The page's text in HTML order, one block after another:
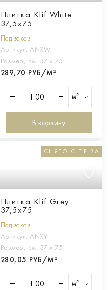
Плитка Klif White
37,5x75
Под заказ
Артикул: ANXW
Размер, см: 37 х 75
289,70 РУБ/М²
м²
В корзину
СНЯТО С ПР-ВА
Плитка Klif Grey
37,5x75
Под заказ
Артикул: ANXY
Размер, см: 37 х 75
280,05 РУБ/М²
м²